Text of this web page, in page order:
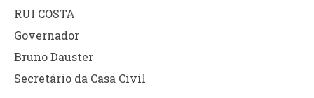
RUI COSTA
Governador
Bruno Dauster
Secretário da Casa Civil